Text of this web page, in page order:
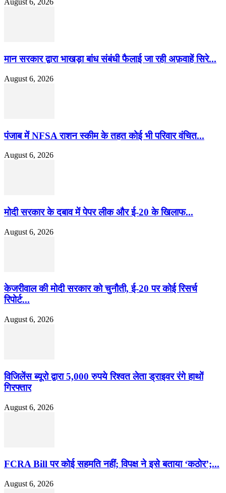
August 6, 2026
मान सरकार द्वारा भाखड़ा बांध संबंधी फैलाई जा रही अफ़वाहें सिरे...
August 6, 2026
पंजाब में NFSA राशन स्कीम के तहत कोई भी परिवार वंचित...
August 6, 2026
मोदी सरकार के दबाव में पेपर लीक और ई-20 के खिलाफ...
August 6, 2026
केजरीवाल की मोदी सरकार को चुनौती, ई-20 पर कोई रिसर्च
रिपोर्ट...
August 6, 2026
विजिलेंस ब्यूरो द्वारा 5,000 रुपये रिश्वत लेता ड्राइवर रंगे हाथों
गिरफ्तार
August 6, 2026
FCRA Bill पर कोई सहमति नहीं; विपक्ष ने इसे बताया ‘कठोर’;...
August 6, 2026